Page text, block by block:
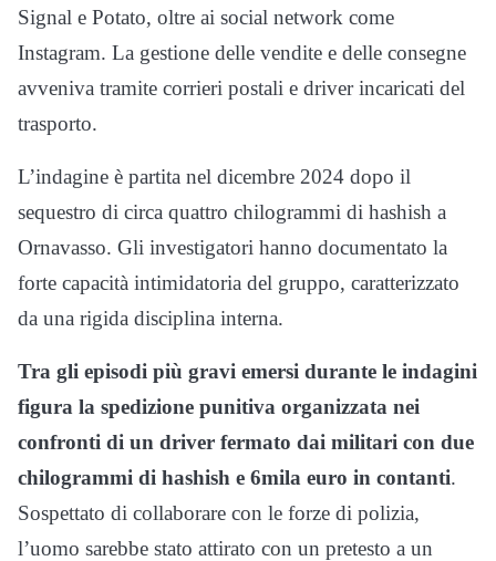
Signal e Potato, oltre ai social network come
Instagram. La gestione delle vendite e delle consegne
avveniva tramite corrieri postali e driver incaricati del
trasporto.
L’indagine è partita nel dicembre 2024 dopo il
sequestro di circa quattro chilogrammi di hashish a
Ornavasso. Gli investigatori hanno documentato la
forte capacità intimidatoria del gruppo, caratterizzato
da una rigida disciplina interna.
Tra gli episodi più gravi emersi durante le indagini
figura la spedizione punitiva organizzata nei
confronti di un driver fermato dai militari con due
chilogrammi di hashish e 6mila euro in contanti.
Sospettato di collaborare con le forze di polizia,
l’uomo sarebbe stato attirato con un pretesto a un